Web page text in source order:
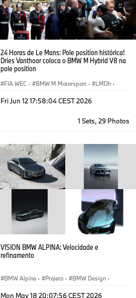
24 Horas de Le Mans: Pole position histórica!
Dries Vanthoor coloca o BMW M Hybrid V8 na
pole position
FIA WEC · BMW M Motorsport · LMDh ·
Fri Jun 12 17:58:04 CEST 2026
1 Sets, 29 Photos
VISION BMW ALPINA: Velocidade e
refinamento
BMW Alpina · Projeto · BMW Design ·
Mon May 18 20:07:56 CEST 2026